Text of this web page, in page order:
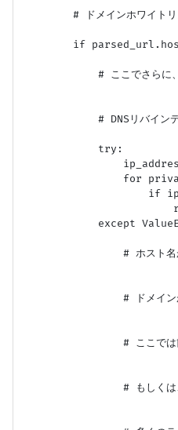
# ドメインホワイトリ
if
# ここでさらに
# DNSリバインデ
            try:
for
if
except
# ホスト名
# ドメイン
# ここでは
# もしくは